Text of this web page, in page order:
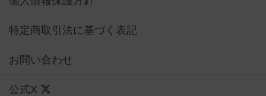
特定商取引法に基づく表記
お問い合わせ
公式X